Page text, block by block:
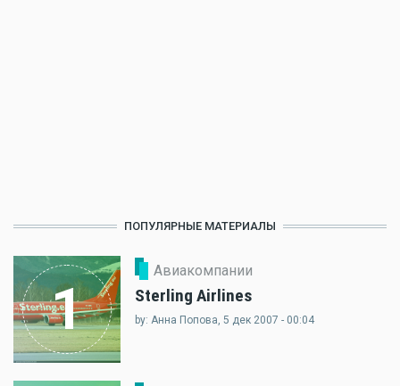
ПОПУЛЯРНЫЕ МАТЕРИАЛЫ
1
Авиакомпании
Sterling Airlines
by: Анна Попова, 5 дек 2007 - 00:04